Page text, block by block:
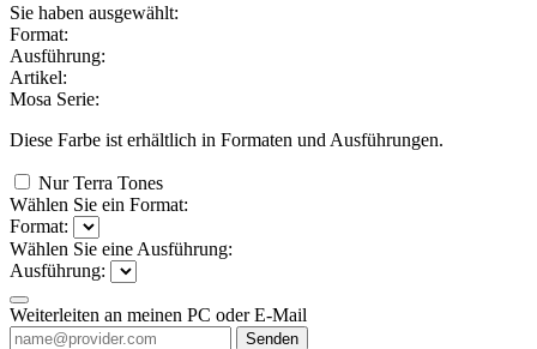
Sie haben ausgewählt:
Format:
Ausführung:
Artikel:
Mosa Serie:
Diese Farbe ist erhältlich in Formaten und Ausführungen.
Nur Terra Tones
Wählen Sie ein Format:
Format:
Wählen Sie eine Ausführung:
Ausführung:
Weiterleiten an meinen PC oder E-Mail
Senden